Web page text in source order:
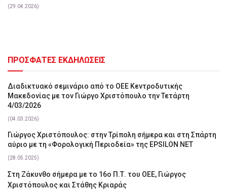
(29.04.2026)
ΠΡΟΣΦΑΤΕΣ ΕΚΔΗΛΩΣΕΙΣ
Διαδικτυακό σεμινάριο από το ΟΕΕ Κεντροδυτικής
Μακεδονίας με τον Γιώργο Χριστόπουλο την Τετάρτη
4/03/2026
(04.03.2026)
Γιώργος Χριστόπουλος: στην Τρίπολη σήμερα και στη Σπάρτη
αύριο με τη «Φορολογική Περιοδεία» της EPSILON NET
(28.05.2025)
Στη Ζάκυνθο σήμερα με το 16ο Π.Τ. του ΟΕΕ, Γιώργος
Χριστόπουλος και Στάθης Κριαράς